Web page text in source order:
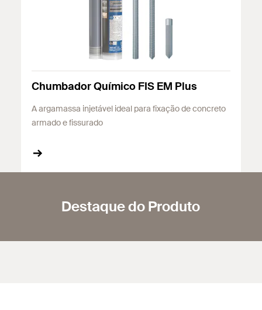
Chumbador Químico FIS EM Plus
A argamassa injetável ideal para fixação de concreto
armado e fissurado
Destaque do Produto